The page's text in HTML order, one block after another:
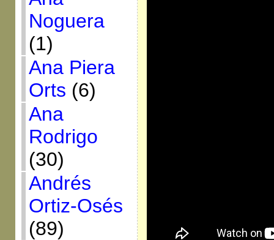
Noguera
(1)
Ana Piera
Orts (6)
Ana
Rodrigo
(30)
Andrés
Ortiz-Osés
(89)